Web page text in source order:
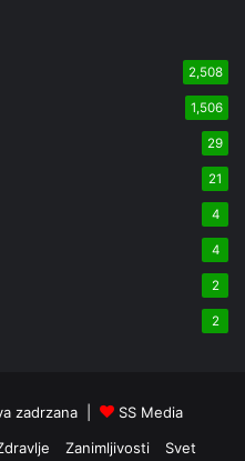
2,508
1,506
29
21
4
4
2
2
zadrzana |
SS Media
Zanimljivosti Svet